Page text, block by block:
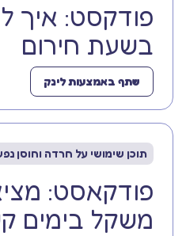
פודקסט: איך
בשעת חירום
שתף באמצעות לינק
תוכן שימושי על חרדה וחוסן
פודקאסט:
משקל בימים